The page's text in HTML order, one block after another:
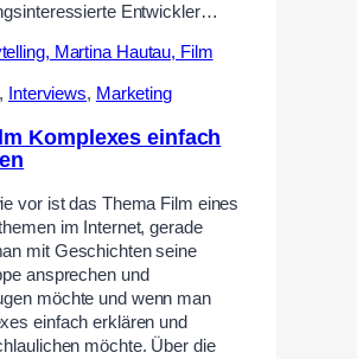
Entwickler…
, Interviews, Marketing
Komplexes einfach
vor ist das Thema Film eines
im Internet, gerade
mit Geschichten seine
ansprechen und
möchte und wenn man
einfach erklären und
möchte. Über die